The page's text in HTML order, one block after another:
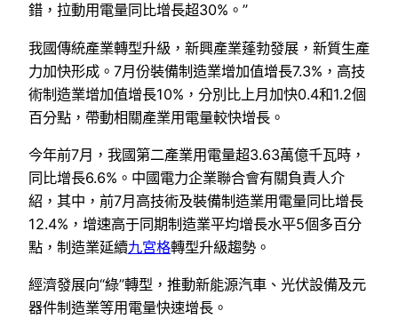
錯，拉動用電量同比增長超30%。”
我國傳統產業轉型升級，新興產業蓬勃發展，新質生產
力加快形成。7月份裝備制造業增加值增長7.3%，高技
術制造業增加值增長10%，分別比上月加快0.4和1.2個
百分點，帶動相關產業用電量較快增長。
今年前7月，我國第二產業用電量超3.63萬億千瓦時，
同比增長6.6%。中國電力企業聯合會有關負責人介
紹，其中，前7月高技術及裝備制造業用電量同比增長
12.4%，增速高于同期制造業平均增長水平5個多百分
點，制造業延續九宮格轉型升級趨勢。
經濟發展向“綠”轉型，推動新能源汽車、光伏設備及元
器件制造業等用電量快速增長。